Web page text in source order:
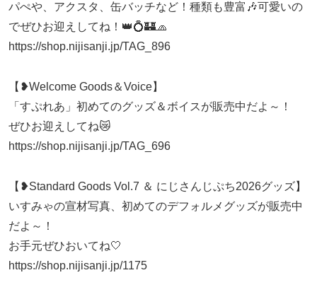
パぺや、アクスタ、缶バッチなど！種類も豊富🎶可愛いの
でぜひお迎えしてね！👑💍🏰🧢
https://shop.nijisanji.jp/TAG_896
【❥Welcome Goods＆Voice】
「すぷれあ」初めてのグッズ＆ボイスが販売中だよ～！
ぜひお迎えしてね😿
https://shop.nijisanji.jp/TAG_696
【❥Standard Goods Vol.7 ＆ にじさんじぷち2026グッズ】
いすみゃの宣材写真、初めてのデフォルメグッズが販売中
だよ～！
お手元ぜひおいてね🤍
https://shop.nijisanji.jp/1175